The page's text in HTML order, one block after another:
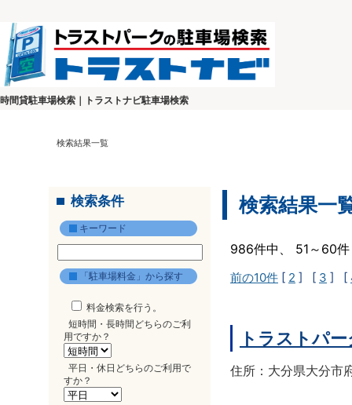
時間貸駐車場検索｜トラストナビ駐車場検索
検索結果一覧
検索条件
キーワード
「駐車場料金」から探す
料金検索を行う。
短時間・長時間どちらのご利
用ですか？
平日・休日どちらのご利用で
すか？
検索結果一
986件中、 51～60
前の10件 [ 2 ] [ 3 ] [
トラストパ
住所：大分県大分市